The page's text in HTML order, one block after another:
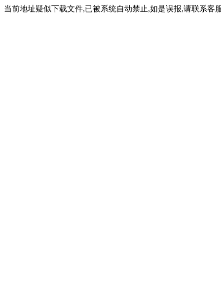
当前地址疑似下载文件,已被系统自动禁止,如是误报,请联系客